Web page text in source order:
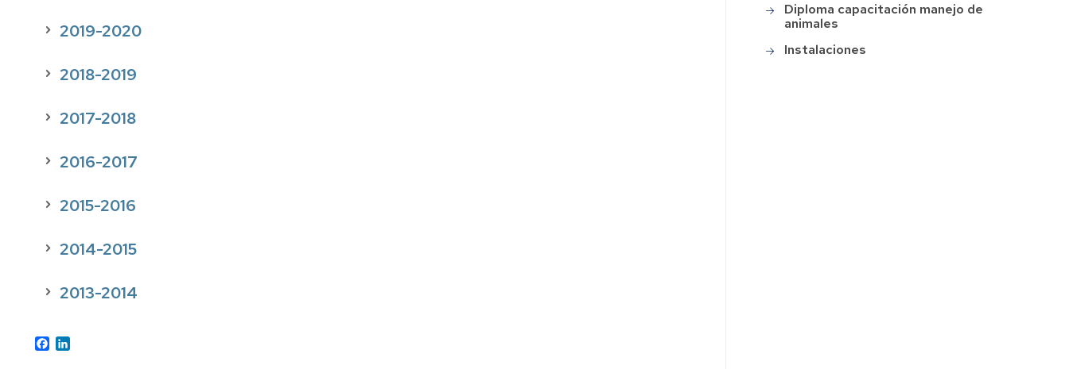
2019-2020
2018-2019
2017-2018
2016-2017
2015-2016
2014-2015
2013-2014
Facebook
Diploma capacitación manejo de
animales
Instalaciones